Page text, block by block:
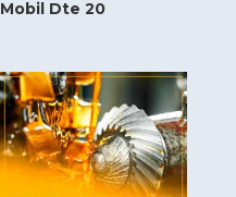
Mobil Dte 20